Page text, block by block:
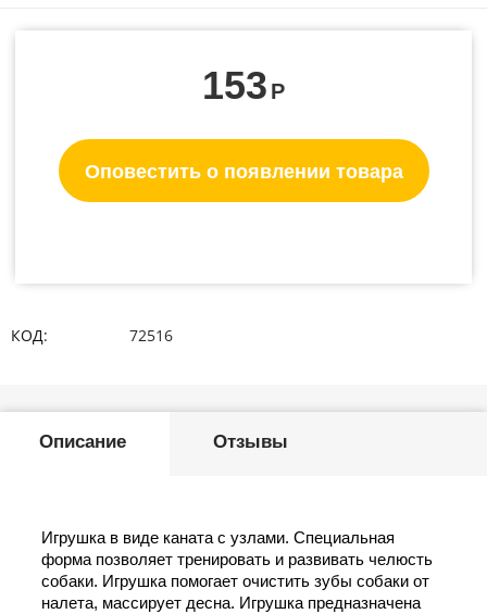
153 Р
Оповестить о появлении товара
КОД: 72516
Описание Отзывы
Игрушка в виде каната с узлами. Специальная
форма позволяет тренировать и развивать челюсть
собаки. Игрушка помогает очистить зубы собаки от
налета, массирует десна. Игрушка предназначена